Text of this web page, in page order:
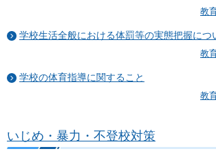
教
学校生活全般における体罰等の実態把握につ
教
学校の体育指導に関すること
教
いじめ・暴力・不登校対策